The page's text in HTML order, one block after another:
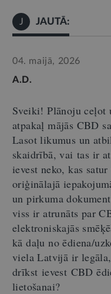
J JAUTĀ:
04. maijā, 2026
A.D.
Sveiki! Plānoju ceļot
atpakaļ mājās CBD
Lasot likumus un
skaidrībā, vai tas ir
ievest neko, kas
oriģinālajā
un pirkuma
viss ir atrunāts par
elektroniskajās
kā daļu no ēdiena/
viela Latvijā ir legāla,
drīkst ievest CBD
lietošanai?